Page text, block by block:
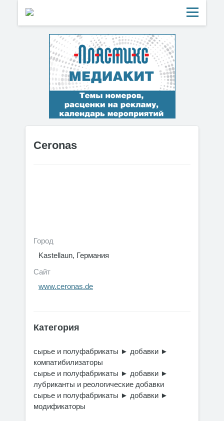
Ceronas
Город
Kastellaun, Германия
Сайт
www.ceronas.de
Категория
сырье и полуфабрикаты ► добавки ►
компатибилизаторы
сырье и полуфабрикаты ► добавки ►
лубриканты и реологические добавки
сырье и полуфабрикаты ► добавки ►
модификаторы